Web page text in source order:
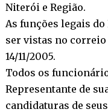
Niterói e Região.
As funções legais
ser vistas no correio
14/11/2005.
Todos os
Representante de
candidaturas de